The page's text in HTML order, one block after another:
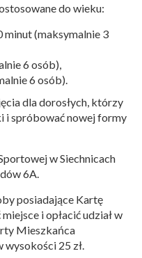
do wieku:
minut (maksymalnie 3
6 osób),
6 osób).
dla dorosłych, którzy
i spróbować nowej formy
w Siechnicach
6A.
posiadające Kartę
i opłacić udział w
Mieszkańca
25 zł.